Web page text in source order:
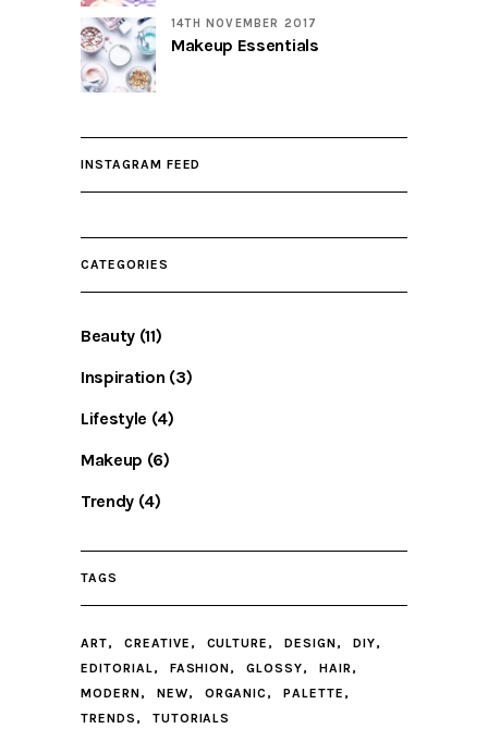
14TH NOVEMBER 2017
Makeup Essentials
INSTAGRAM FEED
CATEGORIES
Beauty (11)
Inspiration (3)
Lifestyle (4)
Makeup (6)
Trendy (4)
TAGS
ART CREATIVE CULTURE DESIGN
DIY
EDITORIAL
FASHION GLOSSY
HAIR
MODERN
NEW ORGANIC
PALETTE
TRENDS
TUTORIALS